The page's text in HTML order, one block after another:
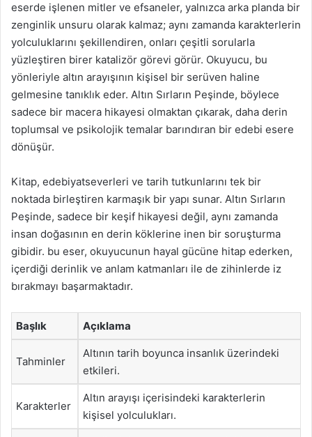
eserde işlenen mitler ve efsaneler, yalnızca arka planda bir
zenginlik unsuru olarak kalmaz; aynı zamanda karakterlerin
yolculuklarını şekillendiren, onları çeşitli sorularla
yüzleştiren birer katalizör görevi görür. Okuyucu, bu
yönleriyle altın arayışının kişisel bir serüven haline
gelmesine tanıklık eder. Altın Sırların Peşinde, böylece
sadece bir macera hikayesi olmaktan çıkarak, daha derin
toplumsal ve psikolojik temalar barındıran bir edebi esere
dönüşür.
Kitap, edebiyatseverleri ve tarih tutkunlarını tek bir
noktada birleştiren karmaşık bir yapı sunar. Altın Sırların
Peşinde, sadece bir keşif hikayesi değil, aynı zamanda
insan doğasının en derin köklerine inen bir soruşturma
gibidir. bu eser, okuyucunun hayal gücüne hitap ederken,
içerdiği derinlik ve anlam katmanları ile de zihinlerde iz
bırakmayı başarmaktadır.
Başlık Açıklama
Tahminler
Altının tarih boyunca insanlık üzerindeki
etkileri.
Karakterler
Altın arayışı içerisindeki karakterlerin
kişisel yolculukları.